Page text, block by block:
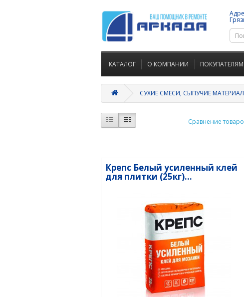
КАТАЛОГ О КОМПАНИИ ПОКУПАТЕЛЯМ
СУХИЕ СМЕСИ, СЫПУЧИЕ
Сравнение
Крепс Белый усиленный клей
для плитки (25кг)...